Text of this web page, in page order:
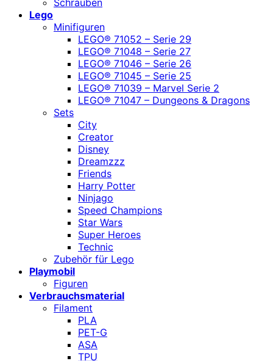
Schrauben
Lego
Minifiguren
LEGO® 71052 – Serie 29
LEGO® 71048 – Serie 27
LEGO® 71046 – Serie 26
LEGO® 71045 – Serie 25
LEGO® 71039 – Marvel Serie 2
LEGO® 71047 – Dungeons & Dragons
Sets
City
Creator
Disney
Dreamzzz
Friends
Harry Potter
Ninjago
Speed Champions
Star Wars
Super Heroes
Technic
Zubehör für Lego
Playmobil
Figuren
Verbrauchsmaterial
Filament
PLA
PET-G
ASA
TPU